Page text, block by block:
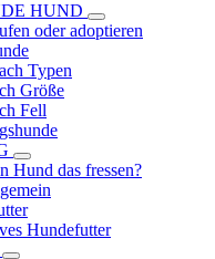
HUND
oder adoptieren
Typen
Größe
Fell
Hund das fressen?
Hundefutter